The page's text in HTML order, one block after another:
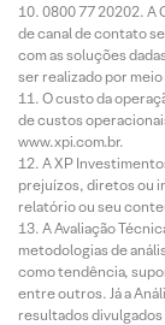
0800 77 20202. A
de canal de contato
com as soluções
ser realizado por
O custo da
de custos
www.xpi.com.br.
A XP
prejuízos, diretos ou
relatório ou seu
A Avaliação
metodologias de
como tendência,
entre outros. Já a
resultados